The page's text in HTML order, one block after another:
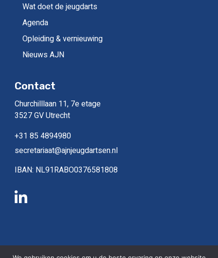
Wat doet de jeugdarts
Agenda
Opleiding & vernieuwing
Nieuws AJN
Contact
Churchilllaan 11, 7e etage
3527 GV Utrecht
+31 85 4894980
secretariaat@ajnjeugdartsen.nl
IBAN: NL91RABO0376581808
Copyright © 2026, alle rechten gereserveerd